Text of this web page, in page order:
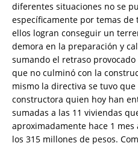
diferentes situaciones no se
específicamente por temas de
ellos logran conseguir un
demora en la preparación y
sumando el retraso
que no culminó con la
mismo la directiva se tuvo
constructora quien hoy han
sumadas a las 11 viviendas
aproximadamente hace 1
los 315 millones de pesos.